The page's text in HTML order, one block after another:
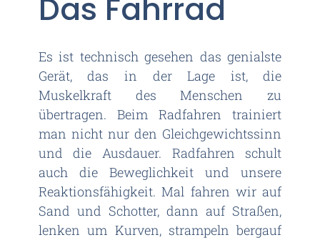
Das Fahrrad
Es ist technisch gesehen das genialste
Gerät, das in der Lage ist, die
Muskelkraft des Menschen zu
übertragen. Beim Radfahren trainiert
man nicht nur den Gleichgewichtssinn
und die Ausdauer. Radfahren schult
auch die Beweglichkeit und unsere
Reaktionsfähigkeit. Mal fahren wir auf
Sand und Schotter, dann auf Straßen,
lenken um Kurven, strampeln bergauf